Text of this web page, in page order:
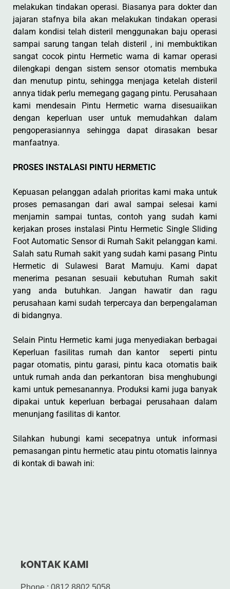
melakukan tindakan operasi. Biasanya para dokter dan
jajaran stafnya bila akan melakukan tindakan operasi
dalam kondisi telah disteril menggunakan baju operasi
sampai sarung tangan telah disteril , ini membuktikan
sangat cocok pintu Hermetic warna di kamar operasi
dilengkapi dengan sistem sensor otomatis membuka
dan menutup pintu, sehingga menjaga ketelah disteril
annya tidak perlu memegang gagang pintu. Perusahaan
kami mendesain Pintu Hermetic warna disesuaiikan
dengan keperluan user untuk memudahkan dalam
pengoperasiannya sehingga dapat dirasakan besar
manfaatnya.
PROSES INSTALASI PINTU HERMETIC
Kepuasan pelanggan adalah prioritas kami maka untuk
proses pemasangan dari awal sampai selesai kami
menjamin sampai tuntas, contoh yang sudah kami
kerjakan proses instalasi Pintu Hermetic Single Sliding
Foot Automatic Sensor di Rumah Sakit pelanggan kami.
Salah satu Rumah sakit yang sudah kami pasang Pintu
Hermetic di Sulawesi Barat Mamuju. Kami dapat
menerima pesanan sesuaii kebutuhan Rumah sakit
yang anda butuhkan. Jangan hawatir dan ragu
perusahaan kami sudah terpercaya dan berpengalaman
di bidangnya.
Selain Pintu Hermetic kami juga menyediakan berbagai
Keperluan fasilitas rumah dan kantor seperti pintu
pagar otomatis, pintu garasi, pintu kaca otomatis baik
untuk rumah anda dan perkantoran bisa menghubungi
kami untuk pemesanannya. Produksi kami juga banyak
dipakai untuk keperluan berbagai perusahaan dalam
menunjang fasilitas di kantor.
Silahkan hubungi kami secepatnya untuk informasi
pemasangan pintu hermetic atau pintu otomatis lainnya
di kontak di bawah ini:
kONTAK KAMI